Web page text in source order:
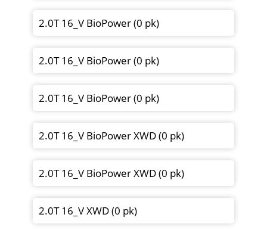
2.0T 16_V BioPower (0 pk)
2.0T 16_V BioPower (0 pk)
2.0T 16_V BioPower (0 pk)
2.0T 16_V BioPower XWD (0 pk)
2.0T 16_V BioPower XWD (0 pk)
2.0T 16_V XWD (0 pk)